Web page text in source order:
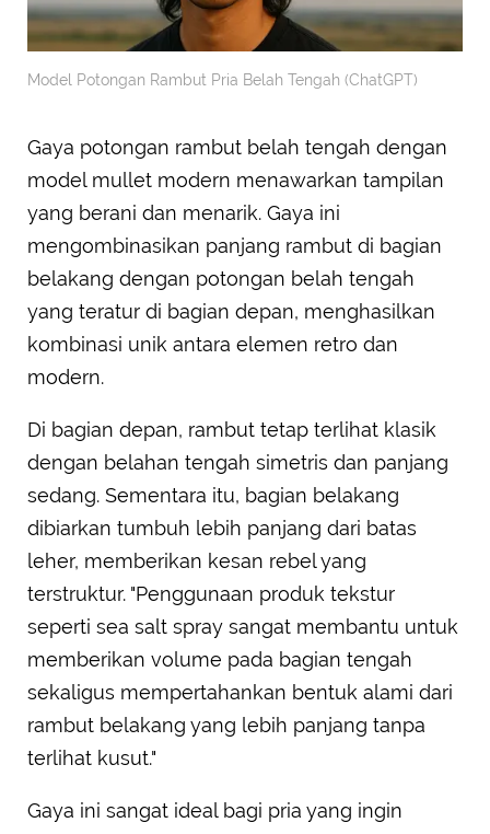
Model Potongan Rambut Pria Belah Tengah (ChatGPT)
Gaya potongan rambut belah tengah dengan
model mullet modern menawarkan tampilan
yang berani dan menarik. Gaya ini
mengombinasikan panjang rambut di bagian
belakang dengan potongan belah tengah
yang teratur di bagian depan, menghasilkan
kombinasi unik antara elemen retro dan
modern.
Di bagian depan, rambut tetap terlihat klasik
dengan belahan tengah simetris dan panjang
sedang. Sementara itu, bagian belakang
dibiarkan tumbuh lebih panjang dari batas
leher, memberikan kesan rebel yang
terstruktur. "Penggunaan produk tekstur
seperti sea salt spray sangat membantu untuk
memberikan volume pada bagian tengah
sekaligus mempertahankan bentuk alami dari
rambut belakang yang lebih panjang tanpa
terlihat kusut."
Gaya ini sangat ideal bagi pria yang ingin